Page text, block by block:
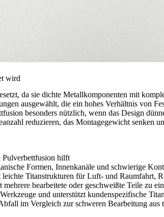
wird
da sie dichte Metallkomponenten mit
ausgewählt, die ein hohes Verhältnis von
besonders nützlich, wenn das Design
reduzieren, das Montagegewicht senken
Pulverbettfusion hilft
Formen, Innenkanäle und schwierige
leichte Titanstrukturen für Luft- und Raumfahrt,
bearbeitete oder geschweißte Teile zu
und unterstützt kundenspezifische
im Vergleich zur schweren Bearbeitung aus